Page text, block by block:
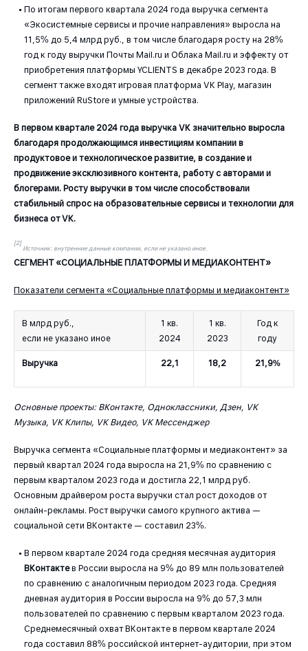
По итогам первого квартала 2024 года выручка сегмента
«Экосистемные сервисы и прочие направления» выросла на
11,5% до 5,4 млрд руб., в том числе благодаря росту на 28%
год к году выручки Почты Mail.ru и Облака Mail.ru и эффекту от
приобретения платформы YCLIENTS в декабре 2023 года. В
сегмент также входят игровая платформа VK Play, магазин
приложений RuStore и умные устройства.
В первом квартале 2024 года выручка VK значительно выросла
благодаря продолжающимся инвестициям компании в
продуктовое и технологическое развитие, в создание и
продвижение эксклюзивного контента, работу с авторами и
блогерами. Росту выручки в том числе способствовали
стабильный спрос на образовательные сервисы и технологии для
бизнеса от VK.
[2]
Источник: внутренние данные компании, если не указано иное.
СЕГМЕНТ «СОЦИАЛЬНЫЕ ПЛАТФОРМЫ И МЕДИАКОНТЕНТ»
Показатели сегмента «Социальные платформы и медиаконтент»
В млрд руб.,
если не указано иное
1 кв.
2024
1 кв.
2023
Год к
году
Выручка 22,1 18,2 21,9%
Основные проекты: ВКонтакте, Одноклассники, Дзен, VK
Музыка, VK Клипы, VK Видео, VK Мессенджер
Выручка сегмента «Социальные платформы и медиаконтент» за
первый квартал 2024 года выросла на 21,9% по сравнению с
первым кварталом 2023 года и достигла 22,1 млрд руб.
Основным драйвером роста выручки стал рост доходов от
онлайн-рекламы. Рост выручки самого крупного актива —
социальной сети ВКонтакте — составил 23%.
В первом квартале 2024 года средняя месячная аудитория
ВКонтактев России выросла на 9% до 89 млн пользователей
по сравнению с аналогичным периодом 2023 года. Средняя
дневная аудитория в России выросла на 9% до 57,3 млн
пользователей по сравнению с первым кварталом 2023 года.
Среднемесячный охват ВКонтакте в первом квартале 2024
года составил 88% российской интернет-аудитории, при этом